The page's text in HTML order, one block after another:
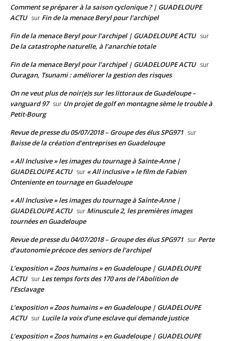
Comment se préparer à la saison cyclonique ? | GUADELOUPE
ACTU sur Fin de la menace Beryl pour l’archipel
Fin de la menace Beryl pour l’archipel | GUADELOUPE ACTU sur
De la catastrophe naturelle, à l’anarchie totale
Fin de la menace Beryl pour l’archipel | GUADELOUPE ACTU sur
Ouragan, Tsunami : améliorer la gestion des risques
On ne veut plus de noir(e)s sur les littoraux de Guadeloupe –
vanguard 97 sur Un projet de golf en montagne sème le trouble à
Petit-Bourg
Revue de presse du 05/07/2018 – Groupe des élus SPG971 sur
Baisse de la création d’entreprises en Guadeloupe
« All Inclusive » les images du tournage à Sainte-Anne |
GUADELOUPE ACTU sur « All inclusive » le film de Fabien
Onteniente en tournage en Guadeloupe
« All Inclusive » les images du tournage à Sainte-Anne |
GUADELOUPE ACTU sur Minuscule 2, les premières images
tournées en Guadeloupe
Revue de presse du 04/07/2018 – Groupe des élus SPG971 sur Perte
d’autonomie précoce des seniors de l’archipel
L’exposition « Zoos humains » en Guadeloupe | GUADELOUPE
ACTU sur Les temps forts des 170 ans de l’Abolition de
l’Esclavage
L’exposition « Zoos humains » en Guadeloupe | GUADELOUPE
ACTU sur Lucile la voix d’une esclave qui demande justice
L’exposition « Zoos humains » en Guadeloupe | GUADELOUPE